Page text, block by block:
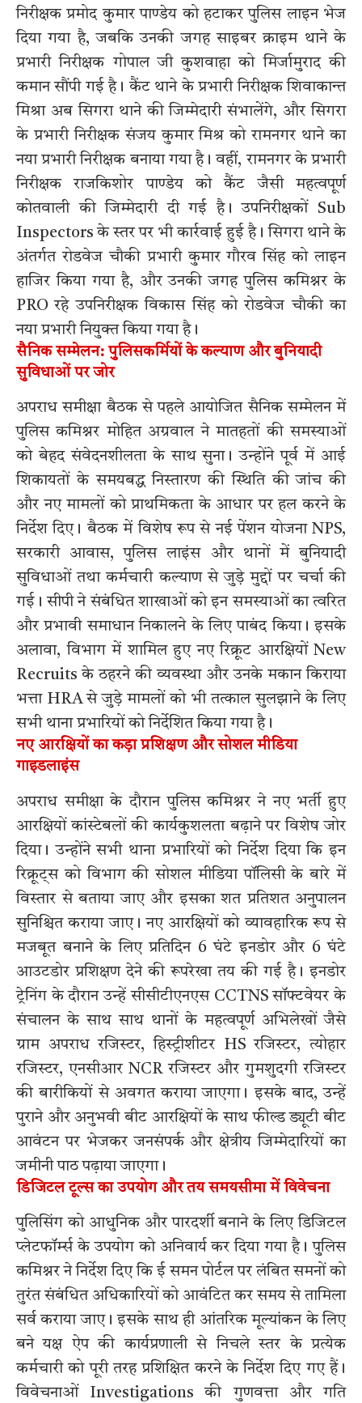
निरीक्षक प्रमोद कुमार पाण्डेय को हटाकर पुलिस लाइन भेज
दिया गया है, जबकि उनकी जगह साइबर क्राइम थाने के
प्रभारी निरीक्षक गोपाल जी कुशवाहा को मिर्जामुराद की
कमान सौंपी गई है। कैंट थाने के प्रभारी निरीक्षक शिवाकान्त
मिश्रा अब सिगरा थाने की जिम्मेदारी संभालेंगे, और सिगरा
के प्रभारी निरीक्षक संजय कुमार मिश्र को रामनगर थाने का
नया प्रभारी निरीक्षक बनाया गया है। वहीं, रामनगर के प्रभारी
निरीक्षक राजकिशोर पाण्डेय को कैंट जैसी महत्वपूर्ण
कोतवाली की जिम्मेदारी दी गई है। उपनिरीक्षकों Sub
Inspectors के स्तर पर भी कार्रवाई हुई है। सिगरा थाने के
अंतर्गत रोडवेज चौकी प्रभारी कुमार गौरव सिंह को लाइन
हाजिर किया गया है, और उनकी जगह पुलिस कमिश्नर के
PRO रहे उपनिरीक्षक विकास सिंह को रोडवेज चौकी का
नया प्रभारी नियुक्त किया गया है।
सैनिक सम्मेलन: पुलिसकर्मियों के कल्याण और बुनियादी
सुविधाओं पर जोर
अपराध समीक्षा बैठक से पहले आयोजित सैनिक सम्मेलन में
पुलिस कमिश्नर मोहित अग्रवाल ने मातहतों की समस्याओं
को बेहद संवेदनशीलता के साथ सुना। उन्होंने पूर्व में आई
शिकायतों के समयबद्ध निस्तारण की स्थिति की जांच की
और नए मामलों को प्राथमिकता के आधार पर हल करने के
निर्देश दिए। बैठक में विशेष रूप से नई पेंशन योजना NPS,
सरकारी आवास, पुलिस लाइंस और थानों में बुनियादी
सुविधाओं तथा कर्मचारी कल्याण से जुड़े मुद्दों पर चर्चा की
गई। सीपी ने संबंधित शाखाओं को इन समस्याओं का त्वरित
और प्रभावी समाधान निकालने के लिए पाबंद किया। इसके
अलावा, विभाग में शामिल हुए नए रिक्रूट आरक्षियों New
Recruits के ठहरने की व्यवस्था और उनके मकान किराया
भत्ता HRA से जुड़े मामलों को भी तत्काल सुलझाने के लिए
सभी थाना प्रभारियों को निर्देशित किया गया है।
नए आरक्षियों का कड़ा प्रशिक्षण और सोशल मीडिया
गाइडलाइंस
अपराध समीक्षा के दौरान पुलिस कमिश्नर ने नए भर्ती हुए
आरक्षियों कांस्टेबलों की कार्यकुशलता बढ़ाने पर विशेष जोर
दिया। उन्होंने सभी थाना प्रभारियों को निर्देश दिया कि इन
रिक्रूट्स को विभाग की सोशल मीडिया पॉलिसी के बारे में
विस्तार से बताया जाए और इसका शत प्रतिशत अनुपालन
सुनिश्चित कराया जाए। नए आरक्षियों को व्यावहारिक रूप से
मजबूत बनाने के लिए प्रतिदिन 6 घंटे इनडोर और 6 घंटे
आउटडोर प्रशिक्षण देने की रूपरेखा तय की गई है। इनडोर
ट्रेनिंग के दौरान उन्हें सीसीटीएनएस CCTNS सॉफ्टवेयर के
संचालन के साथ साथ थानों के महत्वपूर्ण अभिलेखों जैसे
ग्राम अपराध रजिस्टर, हिस्ट्रीशीटर HS रजिस्टर, त्योहार
रजिस्टर, एनसीआर NCR रजिस्टर और गुमशुदगी रजिस्टर
की बारीकियों से अवगत कराया जाएगा। इसके बाद, उन्हें
पुराने और अनुभवी बीट आरक्षियों के साथ फील्ड ड्यूटी बीट
आवंटन पर भेजकर जनसंपर्क और क्षेत्रीय जिम्मेदारियों का
जमीनी पाठ पढ़ाया जाएगा।
डिजिटल टूल्स का उपयोग और तय समयसीमा में विवेचना
पुलिसिंग को आधुनिक और पारदर्शी बनाने के लिए डिजिटल
प्लेटफॉर्म्स के उपयोग को अनिवार्य कर दिया गया है। पुलिस
कमिश्नर ने निर्देश दिए कि ई समन पोर्टल पर लंबित समनों को
तुरंत संबंधित अधिकारियों को आवंटित कर समय से तामिला
सर्व कराया जाए। इसके साथ ही आंतरिक मूल्यांकन के लिए
बने यक्ष ऐप की कार्यप्रणाली से निचले स्तर के प्रत्येक
कर्मचारी को पूरी तरह प्रशिक्षित करने के निर्देश दिए गए हैं।
विवेचनाओं Investigations की गुणवत्ता और गति